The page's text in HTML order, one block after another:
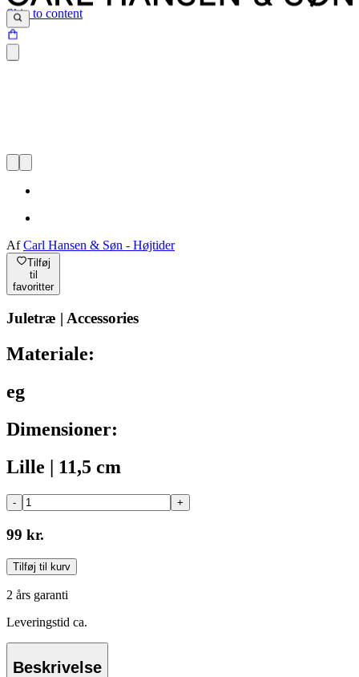
Skip to content
AfCarl Hansen & Søn - Højtider
Tilføj
til
favoritter
Juletræ | Accessories
Materiale:
eg
Dimensioner:
Lille | 11,5 cm
- +
99 kr.
Tilføj til kurv
2 års garanti
Leveringstid ca.
Beskrivelse